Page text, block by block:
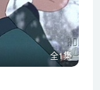
全1集